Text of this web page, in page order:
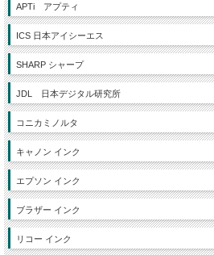
APTi アプティ
ICS 日本アイシーエス
SHARP シャープ
JDL 日本デジタル研究所
コニカミノルタ
キャノン インク
エプソン インク
ブラザー インク
リコー インク